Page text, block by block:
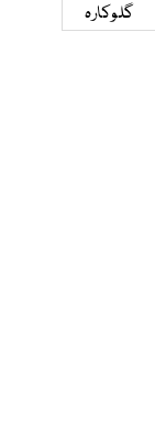
گلوکارہ